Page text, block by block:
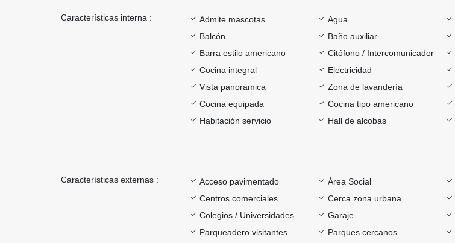
Características interna : Admite mascotas Agua
Balcón
Baño auxiliar
Barra estilo americano
Citófono / Intercomunicador
Cocina integral
Electricidad
Vista panorámica
Zona de lavandería
Cocina equipada
Cocina tipo americano
Habitación servicio
Hall de alcobas
Características externas : Acceso pavimentado Área Social
Centros comerciales
Cerca zona urbana
Colegios / Universidades
Garaje
Parqueadero visitantes
Parques cercanos